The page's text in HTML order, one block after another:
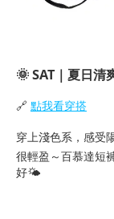
🌞SAT｜夏日清
🔗 點我看穿搭
穿上淺色系，感受
很輕盈～百慕達短
好🌤️